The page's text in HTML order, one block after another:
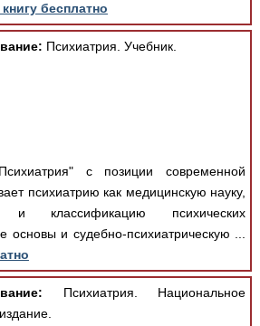
бесплатно
Психиатрия. Учебник.
с позиции современной
психиатрию как медицинскую науку,
и классификацию психических
основы и судебно-психиатрическую ...
Психиатрия. Национальное